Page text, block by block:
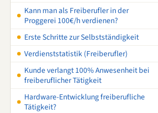
Kann man als Freiberufler in der
Proggerei 100€/h verdienen?
Erste Schritte zur Selbstständigkeit
Verdienststatistik (Freiberufler)
Kunde verlangt 100% Anwesenheit bei
freiberuflicher Tätigkeit
Hardware-Entwicklung freiberufliche
Tätigkeit?